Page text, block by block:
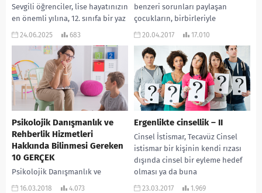
Sevgili öğrenciler, lise hayatınızın
en önemli yılına, 12. sınıfa bir yaz
arası kadar yakınsınız.
sadece dinlenmek...
24.06.2025 683
benzeri sorunları paylaşan
çocukların, birbirleriyle
uyuşmazlıkların çözümüne
20.04.2017 17.010
Psikolojik Danışmanlık ve
Rehberlik Hizmetleri
Hakkında Bilinmesi Gereken
10 GERÇEK
Psikolojik Danışmanlık ve
Rehberlik Hizmetleri Hakkında
16.03.2018 4.073
Ergenlikte cinsellik – II
Cinsel İstismar, Tecavüz Cinsel
istismar bir kişinin kendi rızası
dışında cinsel bir eyleme hedef
olması ya da buna
kalkışılmasıdır. Kadın,...
23.03.2017 1.969